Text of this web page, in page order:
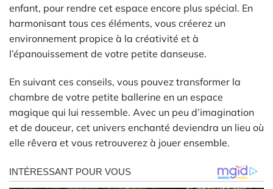
enfant, pour rendre cet espace encore plus spécial. En
harmonisant tous ces éléments, vous créerez un
environnement propice à la créativité et à
l’épanouissement de votre petite danseuse.
En suivant ces conseils, vous pouvez transformer la
chambre de votre petite ballerine en un espace
magique qui lui ressemble. Avec un peu d’imagination
et de douceur, cet univers enchanté deviendra un lieu où
elle rêvera et vous retrouverez à jouer ensemble.